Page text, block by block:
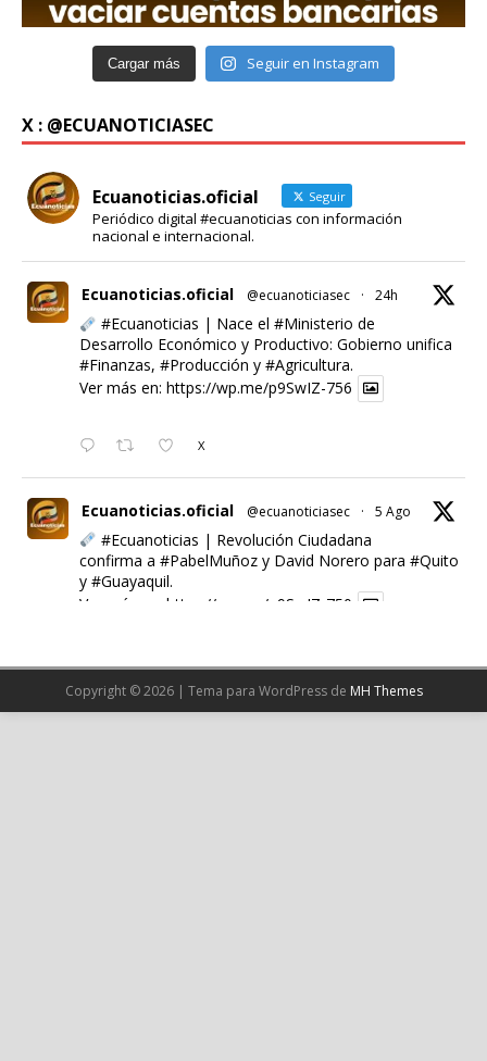
Cargar más Seguir en Instagram
X : @ECUANOTICIASEC
Ecuanoticias.oficial Seguir
Periódico digital #ecuanoticias con información
nacional e internacional.
Ecuanoticias.oficial @ecuanoticiasec · 24h
#Ecuanoticias | Nace el #Ministerio de
Desarrollo Económico y Productivo: Gobierno unifica
#Finanzas, #Producción y #Agricultura.
Ver más en: https://wp.me/p9SwIZ-756
X
Ecuanoticias.oficial @ecuanoticiasec · 5 Ago
#Ecuanoticias | Revolución Ciudadana
confirma a #PabelMuñoz y David Norero para #Quito
y #Guayaquil.
Ver más en: https://wp.me/p9SwIZ-750
Cargar más
Copyright © 2026 | Tema para WordPress de MH Themes